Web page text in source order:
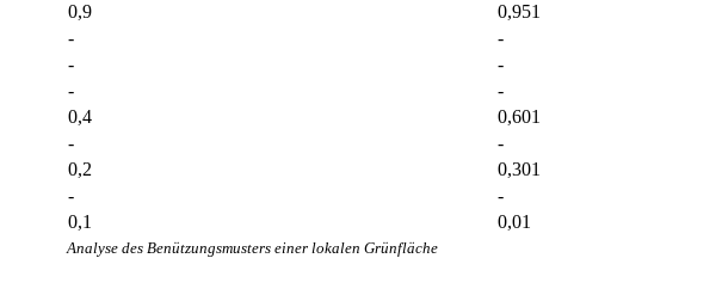
0,9
0,951
-
-
-
-
-
-
0,4
0,601
-
-
0,2
0,301
-
-
0,1 0,01
Analyse des Benützungsmusters einer lokalen Grünfläche